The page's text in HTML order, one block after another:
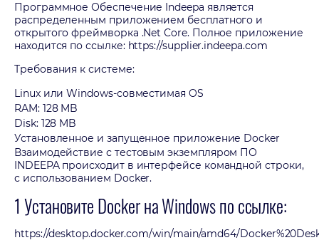
Программное Обеспечение Indeepa является
распределенным приложением бесплатного и
открытого фреймворка .Net Core. Полное приложение
находится по ссылке: https://supplier.indeepa.com
Требования к системе:
Linux или Windows-совместимая OS
RAM: 128 MB
Disk: 128 MB
Установленное и запущенное приложение Docker
Взаимодействие с тестовым экземпляром ПО
INDEEPA происходит в интерфейсе командной строки,
с использованием Docker.
1 Установите Docker на Windows по ссылке:
https://desktop.docker.com/win/main/amd64/